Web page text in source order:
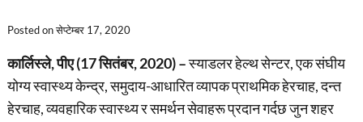
Posted onसेप्टेम्बर 17, 2020
कार्लिस्ले, पीए (17 सितंबर, 2020) –स्याडलर हेल्थ सेन्टर, एक संघीय
योग्य स्वास्थ्य केन्द्र, समुदाय-आधारित व्यापक प्राथमिक हेरचाह, दन्त
हेरचाह, व्यवहारिक स्वास्थ्य र समर्थन सेवाहरू प्रदान गर्दछ जुन शहर